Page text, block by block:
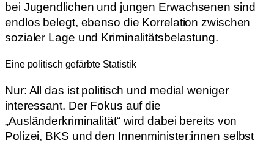
bei Jugendlichen und jungen Erwachsenen sind
endlos belegt, ebenso die Korrelation zwischen
sozialer Lage und Kriminalitätsbelastung.
Eine politisch gefärbte Statistik
Nur: All das ist politisch und medial weniger
interessant. Der Fokus auf die
„Ausländerkriminalität“ wird dabei bereits von
Polizei, BKS und den Innenminister:innen selbst